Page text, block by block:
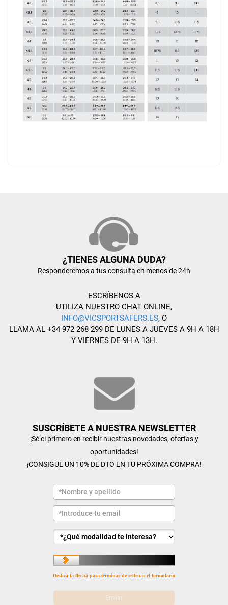
¿TIENES ALGUNA DUDA?
Responderemos a tus consulta en menos de 24h
ESCRÍBENOS A
UTILIZA NUESTRO CHAT ONLINE,
INFO@VICSPORTSAFERS.ES, O
LLAMA AL +34 972 268 299 DE LUNES A JUEVES A 9H A 18H
Y VIERNES DE 9H A 13H.
SUSCRÍBETE A NUESTRA NEWSLETTER
¡Sé el primero en recibir nuestras novedades, ofertas y
oportunidades!
¡CONSIGUE UN 10% DE DTO EN TU PRÓXIMA COMPRA!
Desliza la flecha para terminar de rellenar el formulario